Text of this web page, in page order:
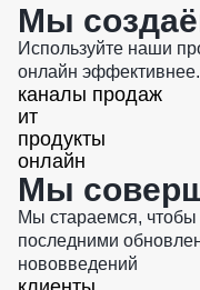
Мы
Используйте наши
онлайн эффективнее.
каналы продаж
ит
продукты
онлайн
Мы
Мы стараемся,
последними
нововведений